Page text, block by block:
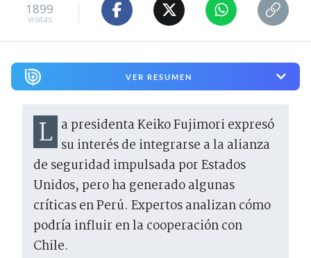
1899
visitas
VER RESUMEN
La presidenta Keiko Fujimori expresó su interés de integrarse a la alianza
de seguridad impulsada por Estados
Unidos, pero ha generado algunas
críticas en Perú. Expertos analizan cómo
podría influir en la cooperación con
Chile.